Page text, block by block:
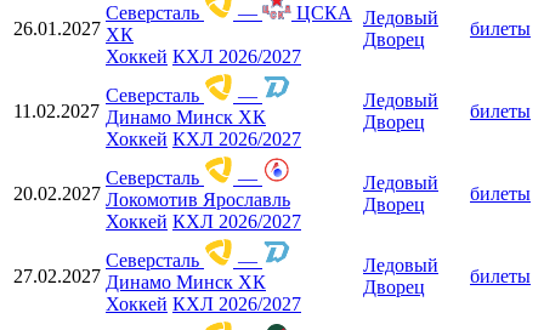
26.01.2027
Северсталь —
ЦСКА
ХК
Хоккей КХЛ 2026/2027
Ледовый
Дворец
билеты
11.02.2027
Северсталь
—
Динамо Минск ХК
Хоккей КХЛ 2026/2027
Ледовый
Дворец
билеты
20.02.2027
Северсталь
—
Локомотив Ярославль
Хоккей КХЛ 2026/2027
Ледовый
Дворец
билеты
27.02.2027
Северсталь
—
Динамо Минск ХК
Хоккей КХЛ 2026/2027
Ледовый
Дворец
билеты